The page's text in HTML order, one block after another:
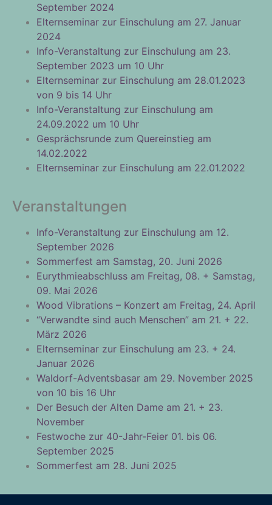
September 2024
Elternseminar zur Einschulung am 27. Januar
2024
Info-Veranstaltung zur Einschulung am 23.
September 2023 um 10 Uhr
Elternseminar zur Einschulung am 28.01.2023
von 9 bis 14 Uhr
Info-Veranstaltung zur Einschulung am
24.09.2022 um 10 Uhr
Gesprächsrunde zum Quereinstieg am
14.02.2022
Elternseminar zur Einschulung am 22.01.2022
Veranstaltungen
Info-Veranstaltung zur Einschulung am 12.
September 2026
Sommerfest am Samstag, 20. Juni 2026
Eurythmieabschluss am Freitag, 08. + Samstag,
09. Mai 2026
Wood Vibrations – Konzert am Freitag, 24. April
“Verwandte sind auch Menschen” am 21. + 22.
März 2026
Elternseminar zur Einschulung am 23. + 24.
Januar 2026
Waldorf-Adventsbasar am 29. November 2025
von 10 bis 16 Uhr
Der Besuch der Alten Dame am 21. + 23.
November
Festwoche zur 40-Jahr-Feier 01. bis 06.
September 2025
Sommerfest am 28. Juni 2025